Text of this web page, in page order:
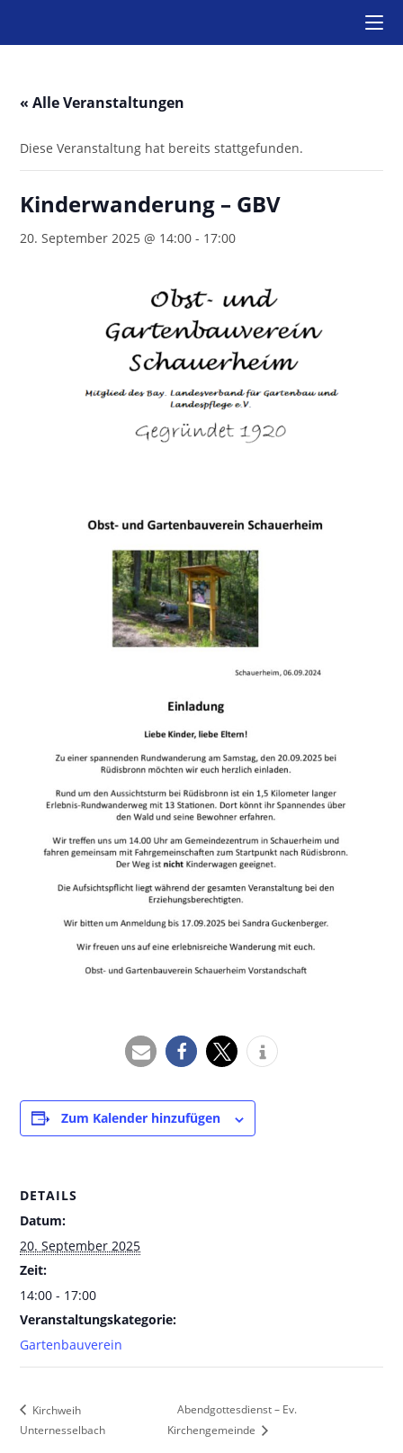
« Alle Veranstaltungen
Diese Veranstaltung hat bereits stattgefunden.
Kinderwanderung – GBV
20. September 2025 @ 14:00 - 17:00
Zum Kalender hinzufügen
DETAILS
Datum:
20. September 2025
Zeit:
14:00 - 17:00
Veranstaltungskategorie:
Gartenbauverein
Kirchweih
Unternesselbach
Abendgottesdienst – Ev.
Kirchengemeinde